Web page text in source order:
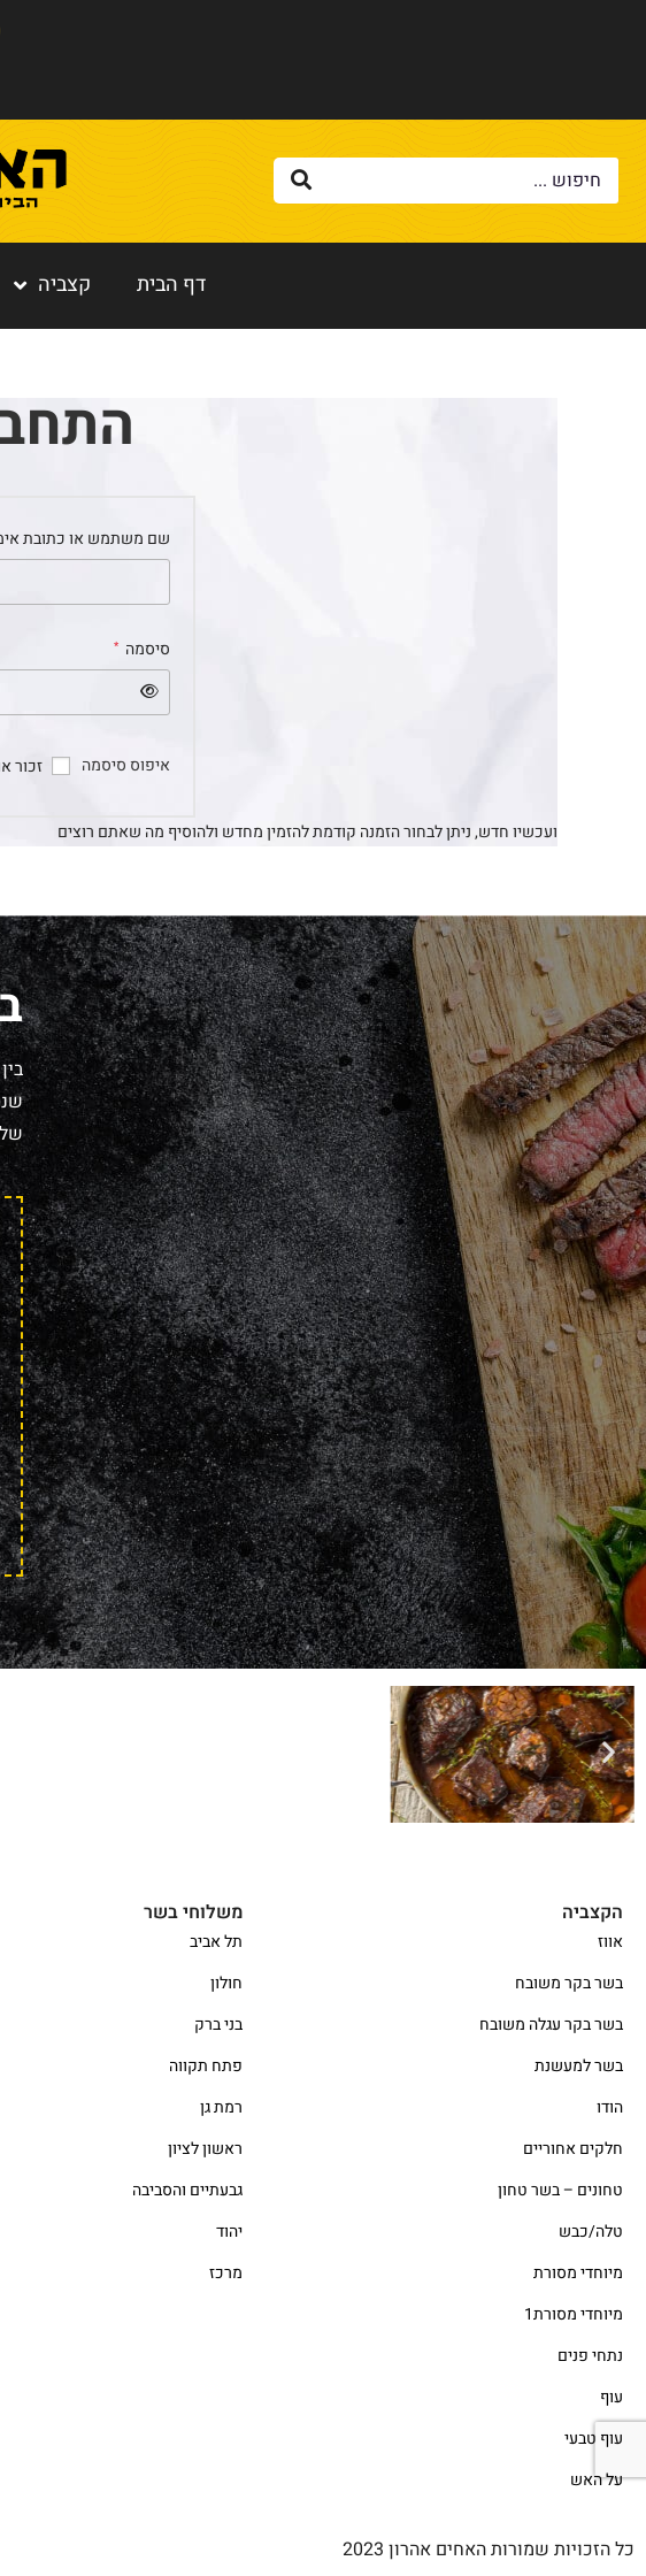
דף הבית קצביה
שם משתמש או כתובת
סיסמה *
זכור איפוס סיסמה
ועכשיו חדש, ניתן לבחור הזמנה קודמת להזמין מחדש ולהוסיף מה שאתם רוצים
הקצביה
אווז
בשר בקר משובח
בשר בקר עגלה משובח
בשר למעשנת
הודו
חלקים אחוריים
טחונים – בשר טחון
טלה/כבש
מיוחדי מסורת
מיוחדי מסורת1
נתחי פנים
עוף
עוף טבעי
על האש
משלוחי בשר
תל אביב
חולון
בני ברק
פתח תקווה
רמת גן
ראשון לציון
גבעתיים והסביבה
יהוד
מרכז
כל הזכויות שמורות האחים אהרון 2023